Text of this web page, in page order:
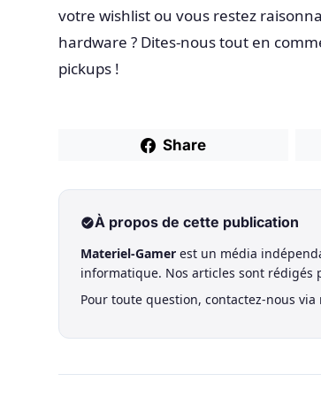
votre wishlist ou vous restez
hardware ? Dites-nous tout en
pickups !
Share
À propos de cette publication
Materiel-Gamer est un média
informatique. Nos articles sont rédigés
Pour toute question, contactez-nous via